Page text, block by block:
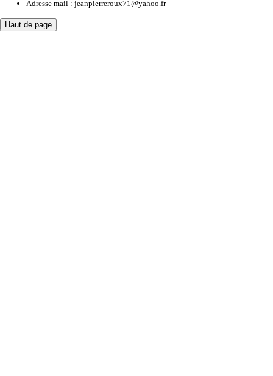
Adresse mail : jeanpierreroux71@yahoo.fr
Haut de page